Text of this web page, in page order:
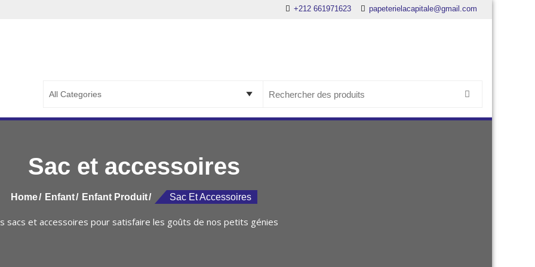
+212 661971623 papeterielacapitale@gmail.com
Sac et accessoires
Home Enfant Enfant Produit Sac Et Accessoires
sacs et accessoires pour satisfaire les goûts de nos petits génies